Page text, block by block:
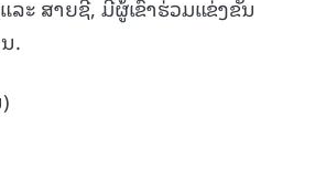
ລະ ສາຍຊີ, ມີຜູ້ເຂົ້າຮ່ວມແຂ່ງຂັນ
.